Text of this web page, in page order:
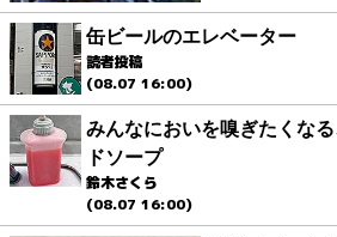
缶ビールのエレベーター
読者投稿
(08.07 16:00)
みんなにおいを嗅ぎたくな
ドソープ
鈴木さくら
(08.07 16:00)